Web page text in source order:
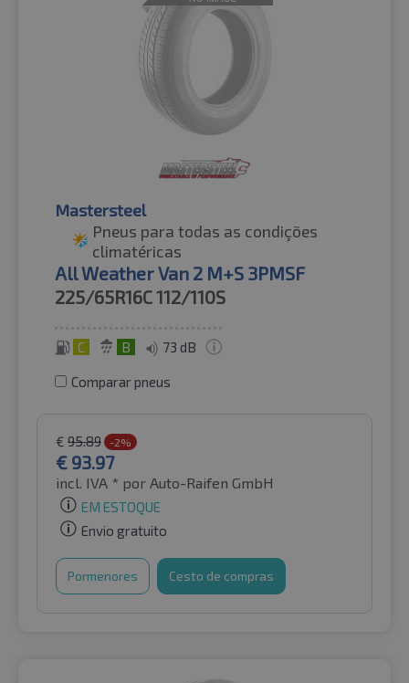
Mastersteel
Pneus para todas as condições
climatéricas
All Weather Van 2 M+S 3PMSF
225/65R16C112/110S
C B 73 dB
Comparar pneus
€ 95.89 -2%
€ 93.97
incl. IVA * por Auto-Raifen GmbH
EM ESTOQUE
Envio gratuito
Pormenores Cesto de compras